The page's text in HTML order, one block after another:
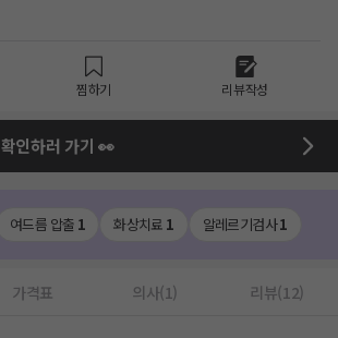
찜하기 리뷰작성
확인하러 가기 👀
여드름 압출 1 화상치료 1 알레르기검사1
가격표 의사(1) 리뷰(12)